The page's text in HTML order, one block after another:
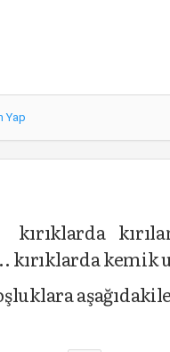
Yap
kemik